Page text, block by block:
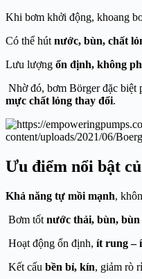
Khi bơm khởi động, khoang
Có thể hútnước, bùn, chất
Lưu lượng ổn định, không
Nhờ đó, bơm Börger đặc biệt
mực chất lỏng thay đổi.
Ưu điểm nổi bật
Khả năng tự mồi mạnh,
Bơm tốt nước thải, bùn, bùn
Hoạt động ổn định, ít rung –
Kết cấu bền bỉ, kín, giảm rò rỉ